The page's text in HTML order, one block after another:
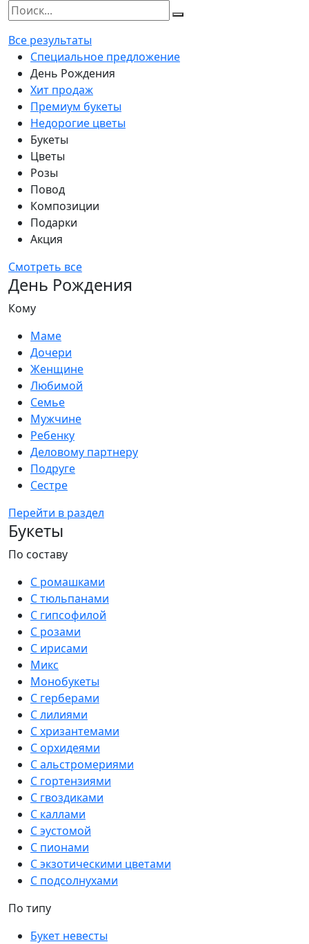
Все результаты
Специальное предложение
День Рождения
Хит продаж
Премиум букеты
Недорогие цветы
Букеты
Цветы
Розы
Повод
Композиции
Подарки
Акция
Смотреть все
День Рождения
Кому
Маме
Дочери
Женщине
Любимой
Семье
Мужчине
Ребенку
Деловому партнеру
Подруге
Сестре
Перейти в раздел
Букеты
По составу
С ромашками
С тюльпанами
С гипсофилой
С розами
С ирисами
Микс
Монобукеты
С герберами
С лилиями
С хризантемами
С орхидеями
С альстромериями
С гортензиями
С гвоздиками
С каллами
С эустомой
С пионами
С экзотическими цветами
С подсолнухами
По типу
Букет невесты